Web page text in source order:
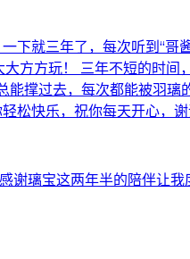
就三年了，每次听到“哥
方方玩！ 三年不短的时间
撑过去，每次都能被羽璃
快乐，祝你每天开心，谢
谢璃宝这两年半的陪伴让